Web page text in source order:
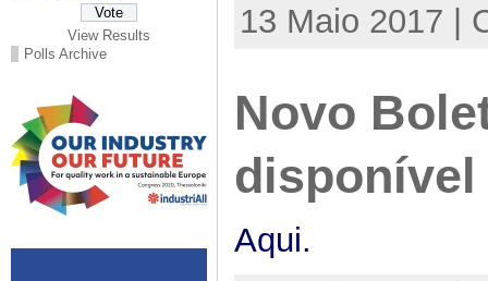
View Results
Polls Archive
13 Maio 2017 |
Novo
disponível
Aqui.